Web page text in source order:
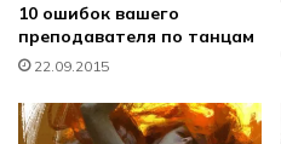
10 ошибок вашего
преподавателя по танцам
22.09.2015